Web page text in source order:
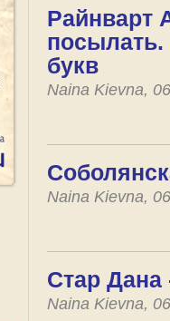
Райнварт
букв
Naina Kievna,
Naina Kievna,
Стар Дана
Naina Kievna,